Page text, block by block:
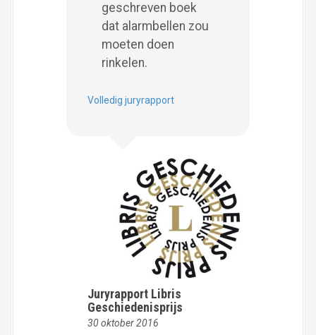
geschreven boek
dat alarmbellen zou
moeten doen
rinkelen.
Volledig juryrapport
Juryrapport Libris
Geschiedenisprijs
30 oktober 2016